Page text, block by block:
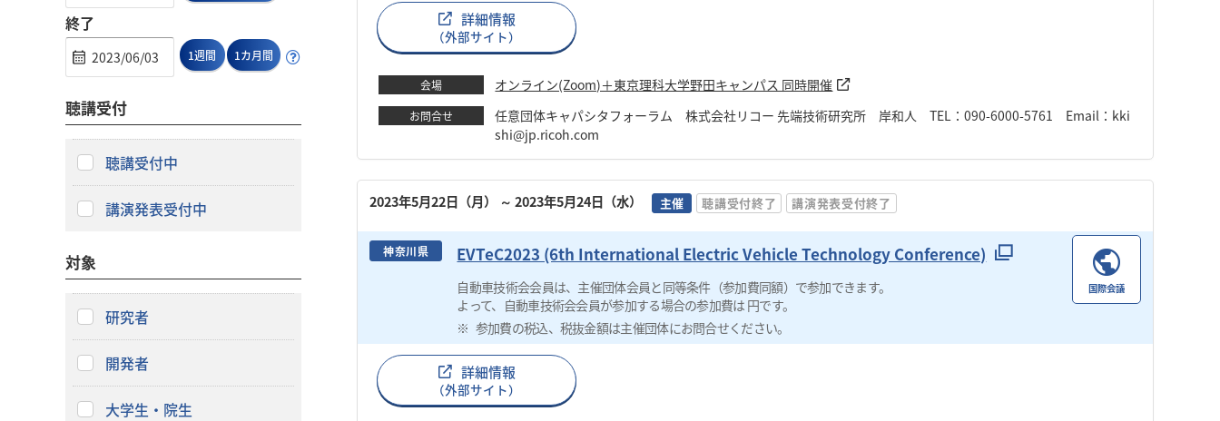
詳細情報
（外部サイト）
会場 オンライン(Zoom)＋東京理科大学野田キャンパス 同時開催
お問合せ
任意団体キャパシタフォーラム 株式会社リコー 先端技術研究所 岸和人 TEL：090-6000-5761 Email：kki
shi@jp.ricoh.com
2023年5月22日（月） ～ 2023年5月24日（水） 主催 聴講受付終了 講演発表受付終了
神奈川県 EVTeC2023 (6th International Electric Vehicle Technology Conference)
自動車技術会会員は、主催団体会員と同等条件（参加費同額）で参加できます。
よって、自動車技術会会員が参加する場合の参加費は 円です。
参加費の税込、税抜金額は主催団体にお問合せください。
国際会議
詳細情報
（外部サイト）
終了
1週間 1カ月間
聴講受付
聴講受付中
講演発表受付中
対象
研究者
開発者
大学生・院生